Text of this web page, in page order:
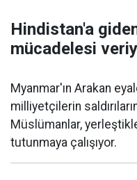
Hindistan'a
mücadelesi
Myanmar'ın Arakan
milliyetçilerin
Müslümanlar,
tutunmaya çalışıyor.